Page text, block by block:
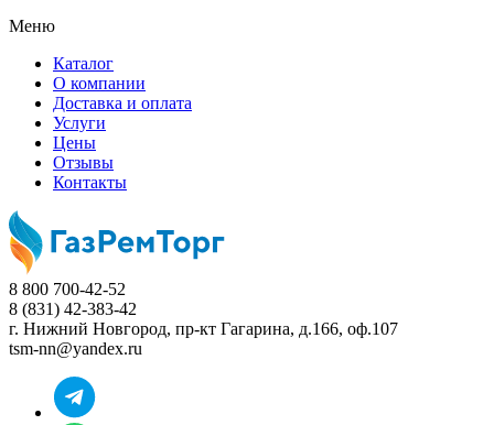
Меню
Каталог
О компании
Доставка и оплата
Услуги
Цены
Отзывы
Контакты
8 800 700-42-52
8 (831) 42-383-42
г. Нижний Новгород, пр-кт Гагарина, д.166, оф.107
tsm-nn@yandex.ru